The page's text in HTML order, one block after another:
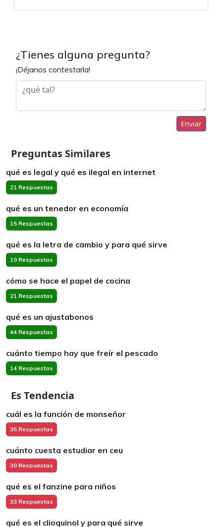
¿Tienes alguna pregunta?
¡Déjanos contestarla!
Enviar
Preguntas Similares
qué es legal y qué es ilegal en internet
21 Respuestas
qué es un tenedor en economía
15 Respuestas
qué es la letra de cambio y para qué sirve
19 Respuestas
cómo se hace el papel de cocina
21 Respuestas
qué es un ajustabonos
44 Respuestas
cuánto tiempo hay que freír el pescado
14 Respuestas
Es Tendencia
cuál es la función de monseñor
35 Respuestas
cuánto cuesta estudiar en ceu
30 Respuestas
qué es el fanzine para niños
33 Respuestas
qué es el clioquinol y para qué sirve